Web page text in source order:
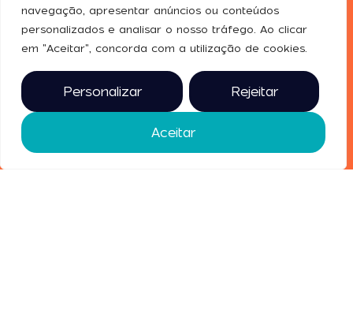
navegação, apresentar anúncios ou conteúdos
personalizados e analisar o nosso tráfego. Ao clicar
em "Aceitar", concorda com a utilização de cookies.
Personalizar Rejeitar
Aceitar
Dias 15 e 16
de outubro
aposte em
2025 © todos
os direitos
reservados
Contactos
Redes
Sociais